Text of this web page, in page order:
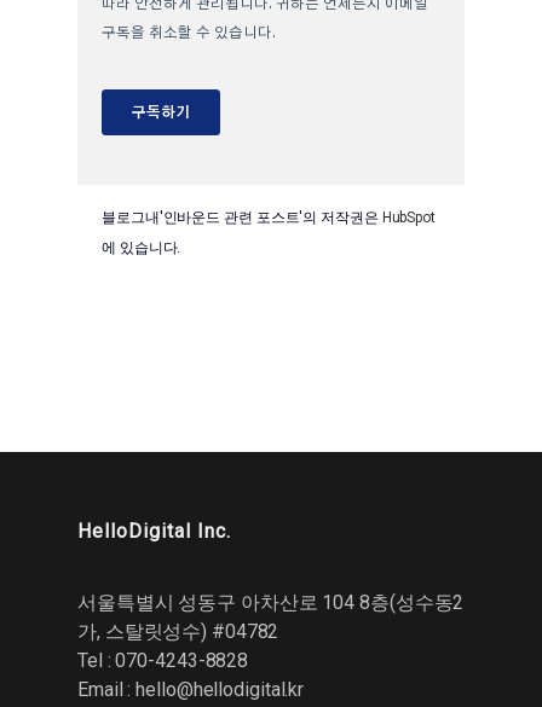
블로그내'인바운드 관련 포스트'의 저작권은 HubSpot
에 있습니다.
HelloDigital Inc.
서울특별시 성동구 아차산로 104 8층(성수동2
가, 스탈릿성수) #04782
Tel : 070-4243-8828
Email :hello@hellodigital.kr